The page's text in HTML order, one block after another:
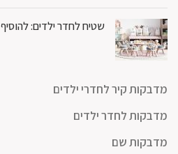
שטיח לחדר ילדים:
מדבקות קיר לחדרי ילדים
מדבקות לחדר ילדים
מדבקות שם